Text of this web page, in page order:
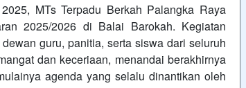
MTs Terpadu Berkah Palangka Raya
2025/2026 di Balai Barokah. Kegiatan
guru, panitia, serta siswa dari seluruh
dan keceriaan, menandai berakhirnya
agenda yang selalu dinantikan oleh